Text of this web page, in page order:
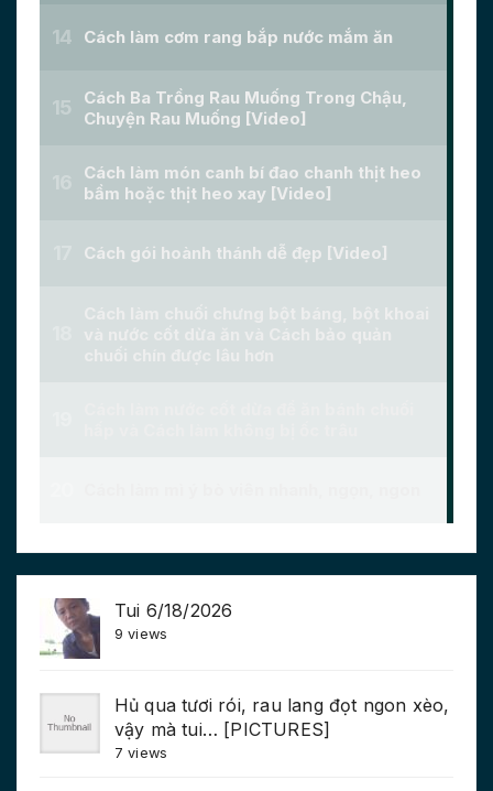
Tui 6/18/2026
9 views
Hủ qua tươi rói, rau lang đọt ngon xèo,
vậy mà tui… [PICTURES]
7 views